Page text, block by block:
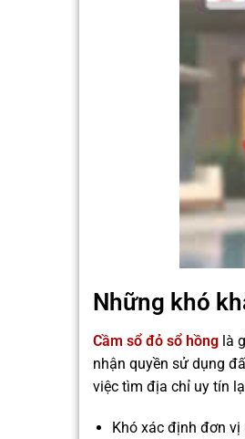
Những khó
Cầm sổ đỏ sổ hồng là
nhận quyền sử dụng
việc tìm địa chỉ uy tín
Khó xác định đơn